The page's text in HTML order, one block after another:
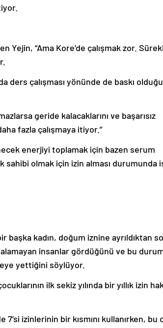
Yejin, “Ama Kore’de çalışmak zor.
ders çalışması yönünde de baskı
geride kalacaklarını ve başarısız
fazla çalışmaya itiyor.”
enerjiyi toplamak için bazen serum
sahibi olmak için izin alması durumunda
başka kadın, doğum iznine ayrıldıktan
insanlar gördüğünü ve bu
yettiğini söylüyor.
ilk sekiz yılında bir yıllık izin
izinlerinin bir kısmını kullanırken, bu